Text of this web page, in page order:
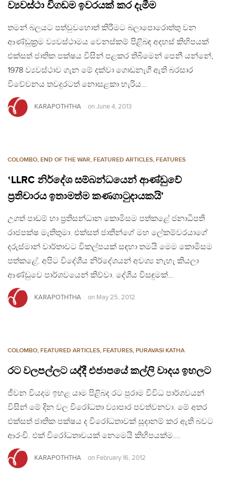
ව්‍යවස්ථා විගඩම ඉවරයක් කර දැමීම
තමන් බලයට පත්වුවහොත් කිරීමට බලාපොරොත්තු වන
ආණ්ඩුක‍්‍රම ව්‍යවස්ථාමය වෙනස්කම් පිළිබඳ අදහස් කිහිපයක්
එක්සත් ජාතික පක්ෂය විසින් පළකර තිබීමෙන් පෙනී යන්නේ,
1978 ව්‍යවස්ථාව ගැන මේ දක්වා ගොඩනැගී ඇති බරසාර
විවේචනය තවදුරටත් නොසළකා හැරිය…
KARAPOTHTHA on June 4, 2013
COLOMBO, END OF THE WAR, FEATURED ARTICLES, FEATURES
‛LLRC නිර්දේශ සම්බන්ධයෙන් ආණ්ඩුවේ
ප්‍රතිචාරය ඉතාමත්ම කණගාටුදායකයි’
උගත් පාඩම් හා ප්‍රතිසන්ධාන කොමිසම පත්කළේ ජනාධිපති
රාජපක්ෂ මැතිතුමා. එක්සත් ජාතීන්ගේ මහ ලේකම්වරයාගේ
දරුස්මාන් වාර්තාවට විකල්පයක් සඳහා තමයි මෙම කොමිසම
පත්කළේ. අපිට විදේශීය නිර්දේශයන් අවශ්‍ය නැහැ කියලා
ආණ්ඩුවෙ පාර්ශවයෙන් කිව්වා. දේශීය විසඳුමක්…
KARAPOTHTHA on May 25, 2012
COLOMBO, FEATURED ARTICLES, FEATURES, PURAVASI KATHA
රට වලපල්ලට යද්දී එජාපයේ කල්ලි වාදය ඉහලට
ජීවන වියදම ඉහළ යාම පිළිබද රට පුරාම ‍විවිධ පාර්ශවයන්
විසින් මේ දින වල විරෝධතා ව්‍යාපාර පවත්වනවා. මේ අතර
එක්සත් ජාතික පක්ෂය ද විරෝධතාවක් සූදානම් කර ඇති බවට
ආරංචි. එක් විරෝධතාවයක් නෙමෙයි කිහිපයක්ම….
KARAPOTHTHA on February 16, 2012